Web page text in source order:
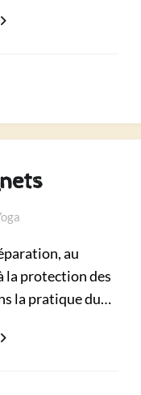
REMETTRE
au
la protection des
la pratique du…
SPECIAL